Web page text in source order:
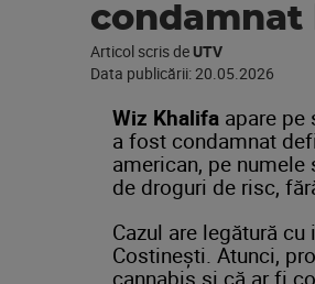
condamnat
Articol scris de UTV
Data publicării:20.05.2026
Wiz Khalifa apare pe
a fost condamnat
american, pe numele
de droguri de risc,
Cazul are legătură
Costinești. Atunci,
cannabis și că ar fi